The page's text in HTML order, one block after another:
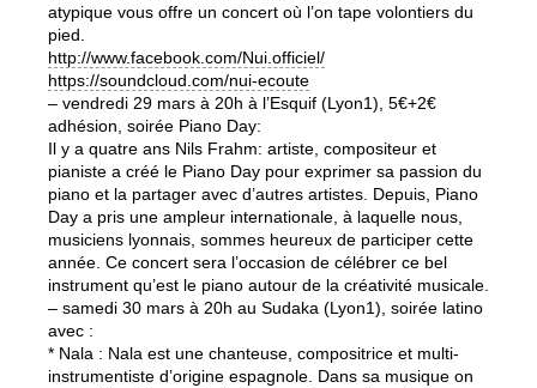
atypique vous offre un concert où l’on tape volontiers du
pied.
http://www.facebook.com/Nui. officiel/
https://soundcloud.com/nui-ecoute
– vendredi 29 mars à 20h à l’Esquif (Lyon1), 5€+2€
adhésion, soirée Piano Day:
Il y a quatre ans Nils Frahm: artiste, compositeur et
pianiste a créé le Piano Day pour exprimer sa passion du
piano et la partager avec d’autres artistes. Depuis, Piano
Day a pris une ampleur internationale, à laquelle nous,
musiciens lyonnais, sommes heureux de participer cette
année. Ce concert sera l’occasion de célébrer ce bel
instrument qu’est le piano autour de la créativité musicale.
– samedi 30 mars à 20h au Sudaka (Lyon1), soirée latino
avec :
* Nala : Nala est une chanteuse, compositrice et multi-
instrumentiste d’origine espagnole. Dans sa musique on